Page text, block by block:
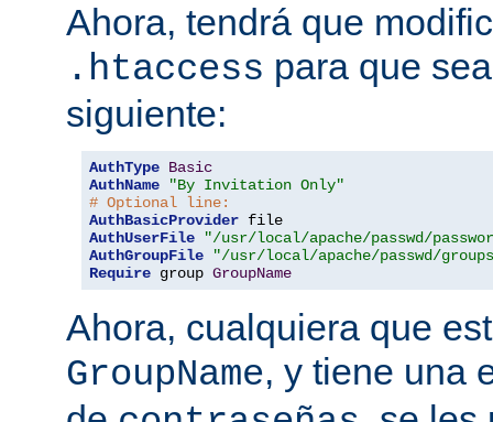
Ahora, tendrá que
.htaccess para que
siguiente:
AuthType Basic
AuthName
"By Invitation Only"
# Optional line:
AuthBasicProvider
AuthUserFile
"/usr/local/apache/passwd/
AuthGroupFile
"/usr/local/apache/passwd/
Require group GroupName
Ahora, cualquiera que
GroupName, y tiene una